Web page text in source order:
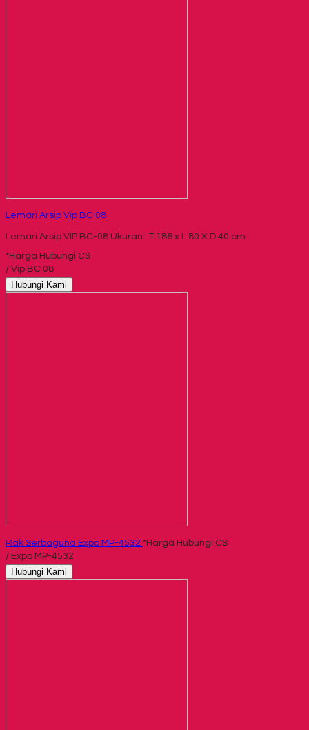
Lemari Arsip Vip BC 08
Lemari Arsip VIP BC-08 Ukuran : T.186 x L.80 X D.40 cm
*Harga Hubungi CS
/ Vip BC 08
Hubungi Kami
Rak Serbaguna Expo MP-4532 *Harga Hubungi CS
/ Expo MP-4532
Hubungi Kami